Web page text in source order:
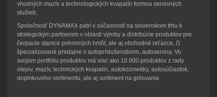
vhodných mazív a technologických kvapalín formou servisných
služieb.
Spoločnosť DYNAMAX patrí v súčasnosti na slovenskom trhu k
strategickým partnerom v oblasti výroby a distribúcie produktov pre
čerpacie stanice pohonných hmôt, ale aj obchodné reťazce, či
špecializované predajne s autopríslušenstvom, autoservisy. Vo
svojom portfóliu produktov má viac ako 10 000 produktov z rady
olejov, mazív, technických kvapalín, autokozmetiky, autosúčiastok,
doplnkového sortimentu, ale aj sortiment na grilovanie.